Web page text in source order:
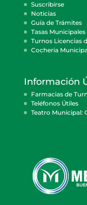
Suscribirse
Noticias
Guía de Trámites
Tasas Municipales
Turnos Licencias
Cocheria
Información
Farmacias de
Teléfonos Útiles
Teatro Municipal: